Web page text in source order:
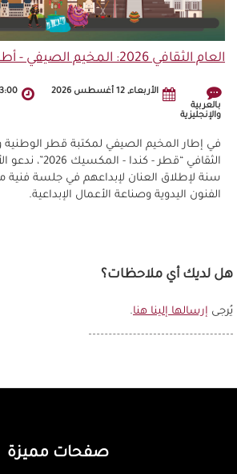
العام الثقافي 2026: المخيم الصيفي - أطفال مبدعون
بالعربية
والإنجليزية
الأربعاء, 12 أغسطس 2026
في إطار المخيم الصيفي لمكتبة قطر الوطنية
سنة لإطلاق العنان لإبداعهم في جلسة فنية
الفنون اليدوية وصناعة الأعمال الإبداعية.
هل لديك أي ملاحظات؟
يُرجى إرسالها إلينا هنا.
صفحات مميزة